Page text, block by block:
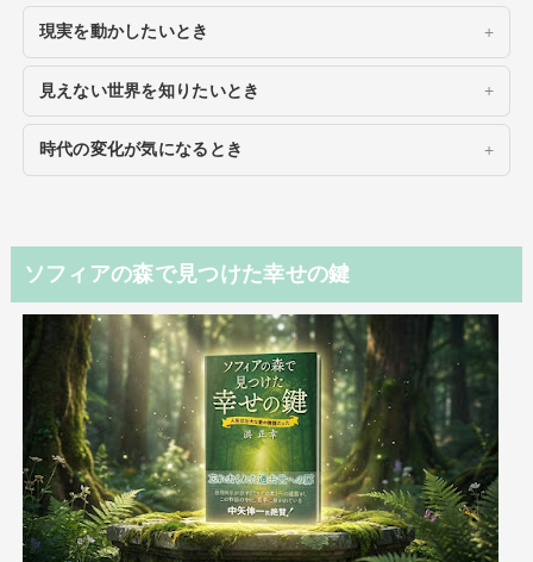
現実を動かしたいとき
見えない世界を知りたいとき
時代の変化が気になるとき
ソフィアの森で見つけた幸せの鍵